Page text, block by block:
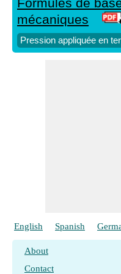
Surface totale de la
Temps requis pour la
mécaniques
Pression appliquée en
English Spanish
About
Contact